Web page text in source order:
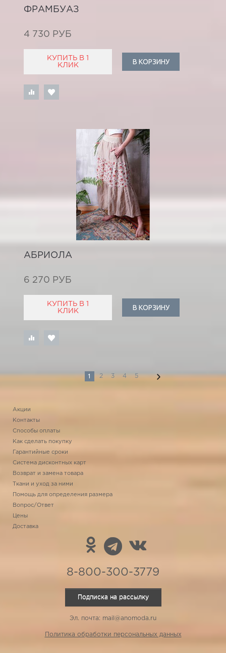
ФРАМБУАЗ
4 730 РУБ
КУПИТЬ В 1
КЛИК
В КОРЗИНУ
АБРИОЛА
6 270 РУБ
КУПИТЬ В 1
КЛИК
В КОРЗИНУ
1 2 3 4 5
Акции
Контакты
Способы оплаты
Как сделать покупку
Гарантийные сроки
Система дисконтных карт
Возврат и замена товара
Ткани и уход за ними
Помощь для определения размера
Вопрос/Ответ
Цены
Доставка
8-800-300-3779
Подписка на рассылку
Эл. почта: mail@anomoda.ru
Политика обработки персональных данных